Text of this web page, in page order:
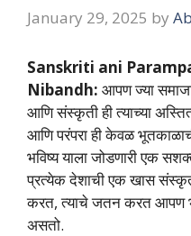
January 29, 2025 by
Sanskriti ani
Nibandh: आपण ज्या
आणि संस्कृती ही त्याच्या
आणि परंपरा ही केवळ
भविष्य याला जोडणारी एक
प्रत्येक देशाची एक खास
करत, त्याचे जतन करत आपण
असतो.